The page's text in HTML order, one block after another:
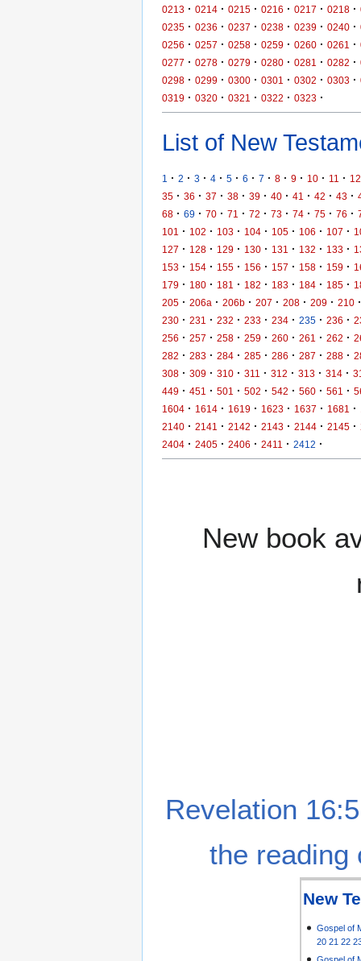
0213 · 0214 · 0215 · 0216 · 0217 · 0218 ·
0235 · 0236 · 0237 · 0238 · 0239 · 0240 ·
0256 · 0257 · 0258 · 0259 · 0260 · 0261 ·
0277 · 0278 · 0279 · 0280 · 0281 · 0282 ·
0298 · 0299 · 0300 · 0301 · 0302 · 0303 ·
0319 · 0320 · 0321 · 0322 · 0323 ·
List of New
1 · 2 · 3 · 4 · 5 · 6 · 7 · 8 · 9 · 10 · 11 · 12
35 · 36 · 37 · 38 · 39 · 40 · 41 · 42 · 43 ·
68 · 69 · 70 · 71 · 72 · 73 · 74 · 75 · 76 ·
101
· 102 · 103 · 104 · 105 · 106 · 107 ·
127 · 128 · 129 · 130 · 131 · 132 · 133 ·
153 · 154 · 155 · 156 · 157 · 158 · 159 ·
179 · 180 · 181 · 182 · 183 · 184 · 185 ·
205 · 206a · 206b · 207 · 208 · 209 · 210 ·
230 · 231 · 232 · 233 · 234 · 235 · 236 ·
256 · 257 · 258 · 259 · 260 · 261 · 262 ·
282 · 283 · 284 · 285 · 286 · 287 · 288 ·
308 · 309 · 310 · 311 · 312 · 313 · 314 ·
449 · 451 · 501 · 502 · 542 · 560 · 561 ·
1604 · 1614 · 1619 · 1623 · 1637 · 1681 ·
2140 · 2141 · 2142 · 2143 · 2144 · 2145 ·
2404 · 2405 · 2406 · 2411 · 2412 ·
New book
Revelation
the reading
New
Gospel of
20 21 22
Gospel of